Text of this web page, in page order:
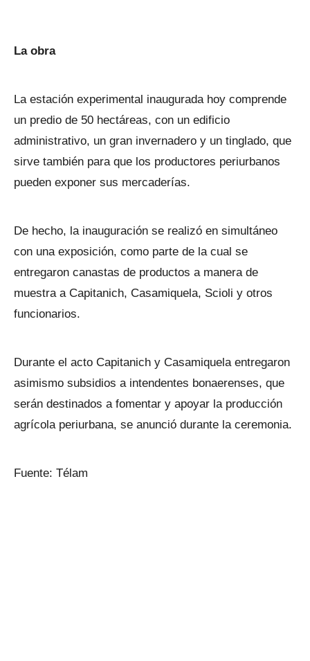
La obra
La estación experimental inaugurada hoy comprende
un predio de 50 hectáreas, con un edificio
administrativo, un gran invernadero y un tinglado, que
sirve también para que los productores periurbanos
pueden exponer sus mercaderías.
De hecho, la inauguración se realizó en simultáneo
con una exposición, como parte de la cual se
entregaron canastas de productos a manera de
muestra a Capitanich, Casamiquela, Scioli y otros
funcionarios.
Durante el acto Capitanich y Casamiquela entregaron
asimismo subsidios a intendentes bonaerenses, que
serán destinados a fomentar y apoyar la producción
agrícola periurbana, se anunció durante la ceremonia.
Fuente: Télam